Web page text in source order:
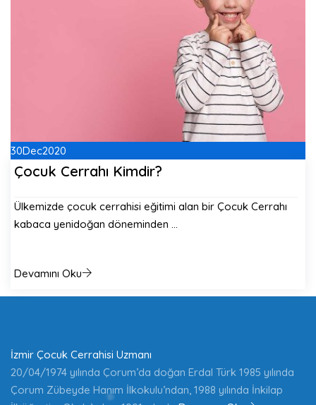
30Dec2020
Çocuk Cerrahı Kimdir?
Ülkemizde çocuk cerrahisi eğitimi alan bir Çocuk Cerrahı
kabaca yenidoğan döneminden …
Devamını Oku
İzmir Çocuk Cerrahisi Uzmanı
20/04/1974 yılında Çorum’da doğan Erdal Türk 1985 yılında
Çorum Zübeyde Hanım İlkokulu’ndan, 1988 yılında İnkilap